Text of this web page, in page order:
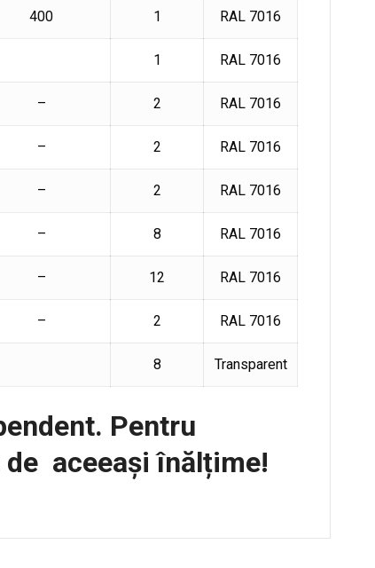
400 1 RAL 7016
1 RAL 7016
– 2 RAL 7016
– 2 RAL 7016
– 2 RAL 7016
– 8 RAL 7016
– 12 RAL 7016
– 2 RAL 7016
8 Transparent
Pentru
de aceeași înălțime!